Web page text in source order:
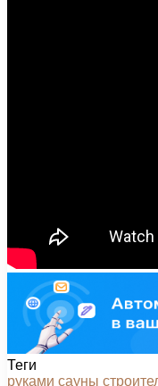
Теги
руками сауны